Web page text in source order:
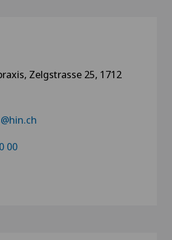
Zelgstrasse 25, 1712
00